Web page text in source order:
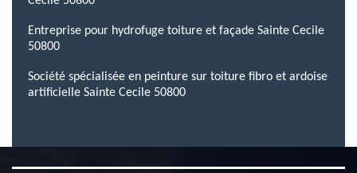
Entreprise pour hydrofuge toiture et façade Sainte Cecile
50800
Société spécialisée en peinture sur toiture fibro et ardoise
artificielle Sainte Cecile 50800